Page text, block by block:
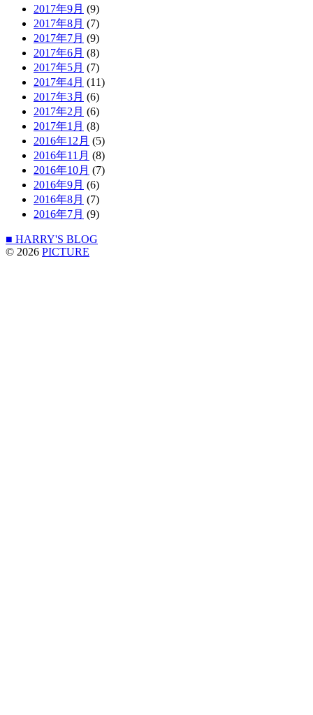
2017年9月 (9)
2017年8月 (7)
2017年7月 (9)
2017年6月 (8)
2017年5月 (7)
2017年4月 (11)
2017年3月 (6)
2017年2月 (6)
2017年1月 (8)
2016年12月 (5)
2016年11月 (8)
2016年10月 (7)
2016年9月 (6)
2016年8月 (7)
2016年7月 (9)
■ HARRY'S BLOG
© 2026 PICTURE